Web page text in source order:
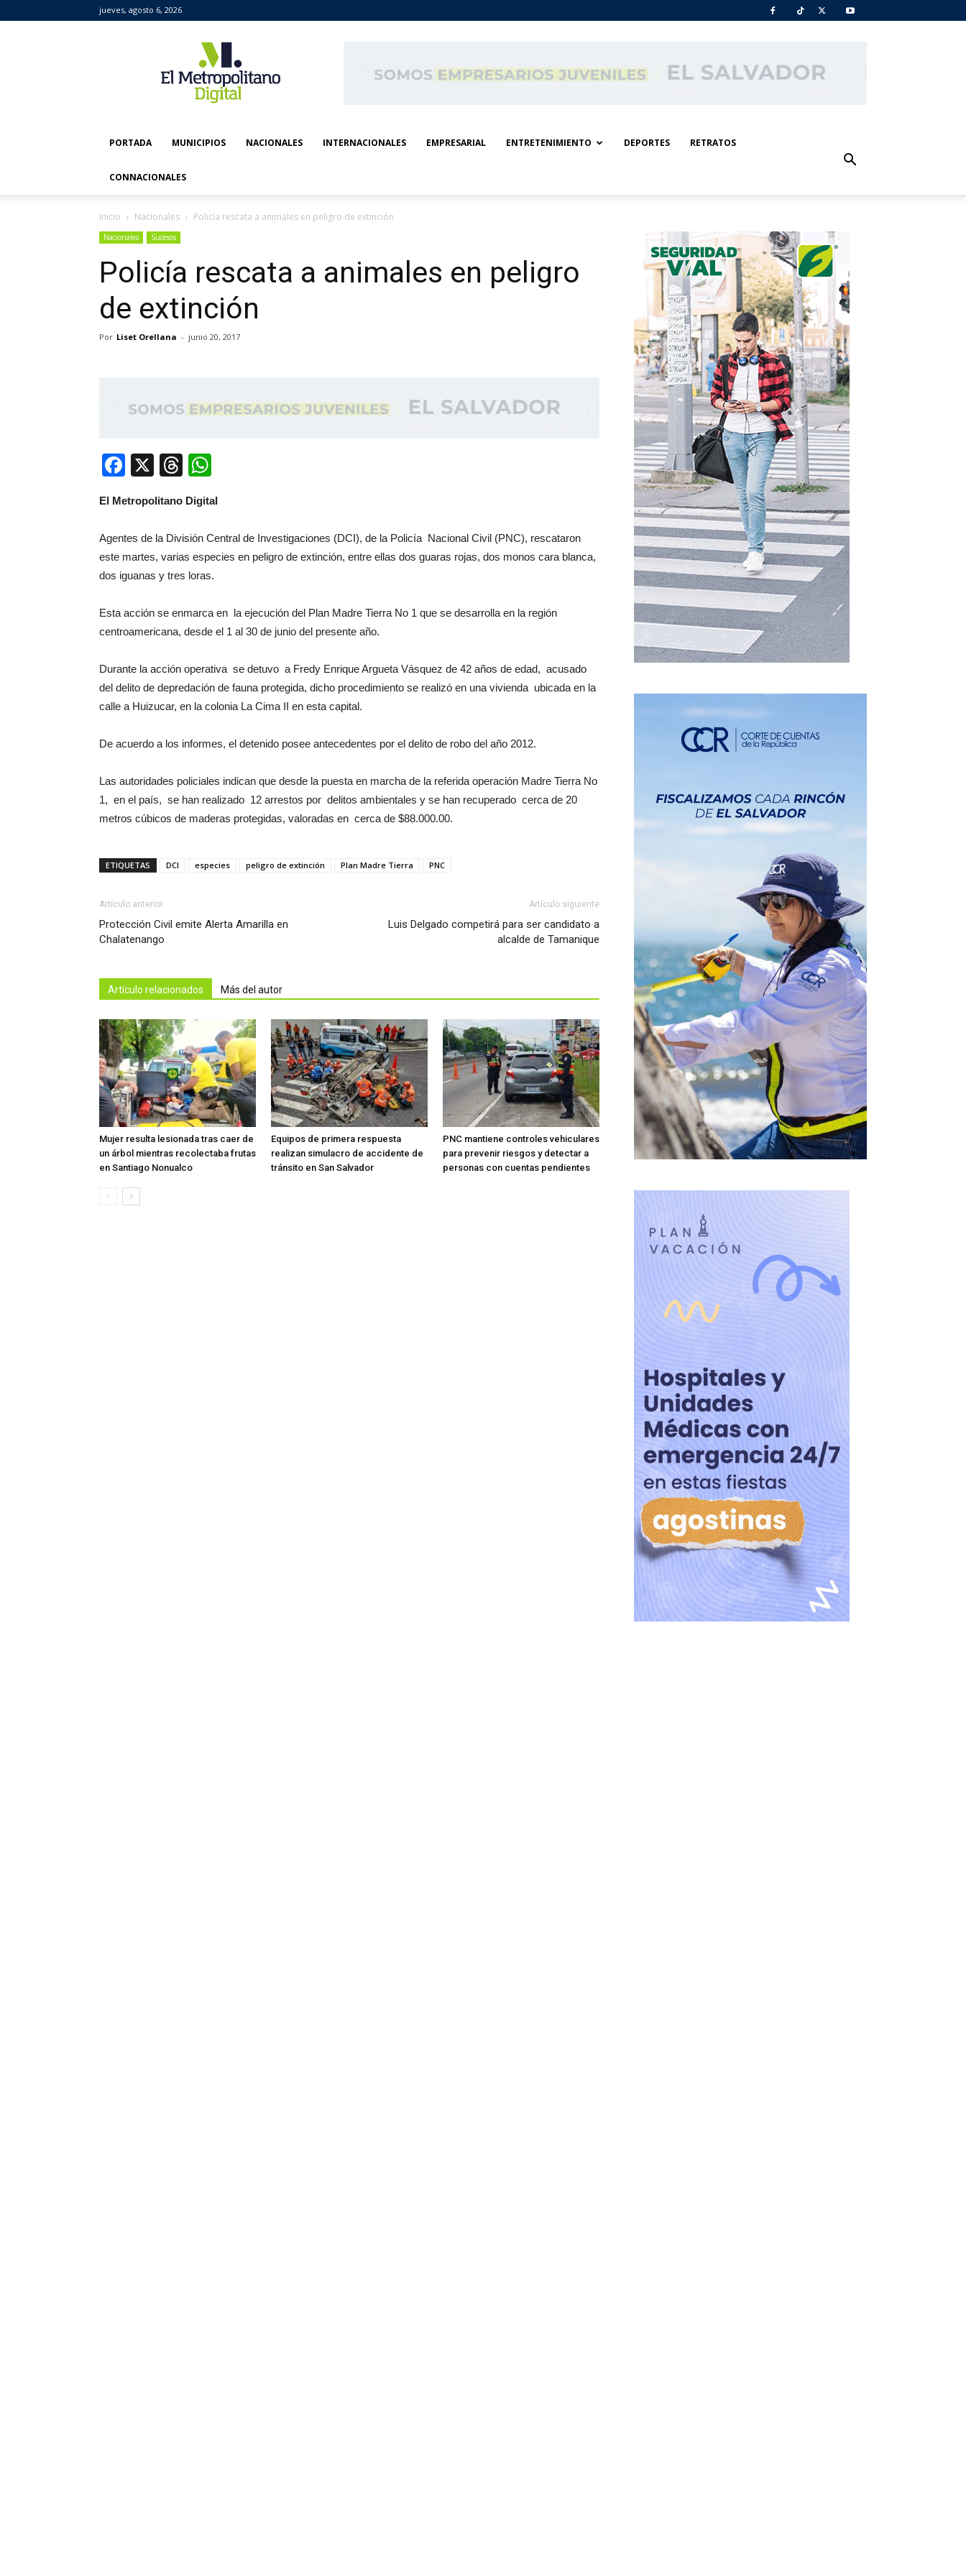
jueves, agosto 6, 2026
Metropolitano
Digital
PORTADA MUNICIPIOS NACIONALES INTERNACIONALES EMPRESARIAL ENTRETENIMIENTO DEPORTES RETRATOS
CONNACIONALES
Inicio Nacionales Policía rescata a animales en peligro de extinción
Nacionales Sucesos
Policía rescata a animales en peligro
de extinción
Por Liset Orellana - junio 20, 2017
Facebook
X Threads
El Metropolitano Digital
Agentes de la División Central de Investigaciones (DCI), de la Policía Nacional Civil (PNC), rescataron
este martes, varias especies en peligro de extinción, entre ellas dos guaras rojas, dos monos cara blanca,
dos iguanas y tres loras.
Esta acción se enmarca en la ejecución del Plan Madre Tierra No 1 que se desarrolla en la región
centroamericana, desde el 1 al 30 de junio del presente año.
Durante la acción operativa se detuvo a Fredy Enrique Argueta Vásquez de 42 años de edad, acusado
del delito de depredación de fauna protegida, dicho procedimiento se realizó en una vivienda ubicada en la
calle a Huizucar, en la colonia La Cima II en esta capital.
De acuerdo a los informes, el detenido posee antecedentes por el delito de robo del año 2012.
Las autoridades policiales indican que desde la puesta en marcha de la referida operación Madre Tierra No
1, en el país, se han realizado 12 arrestos por delitos ambientales y se han recuperado cerca de 20
metros cúbicos de maderas protegidas, valoradas en cerca de $88.000.00.
ETIQUETAS DCI especies peligro de extinción Plan Madre Tierra PNC
Artículo anterior
Protección Civil emite Alerta Amarilla en
Chalatenango
Artículo siguiente
Luis Delgado competirá para ser candidato a
alcalde de Tamanique
Artículo relacionados Más del autor
Mujer resulta lesionada tras caer de
un árbol mientras recolectaba frutas
en Santiago Nonualco
Equipos de primera respuesta
realizan simulacro de accidente de
tránsito en San Salvador
PNC mantiene controles vehiculares
para prevenir riesgos y detectar a
personas con cuentas pendientes